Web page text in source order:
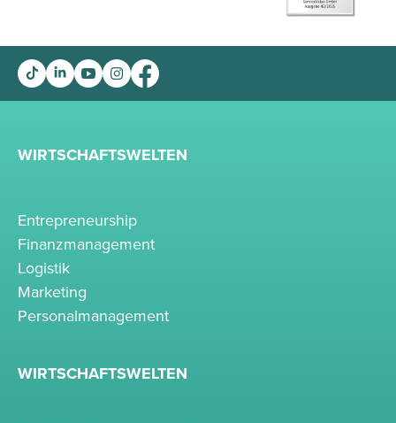
WIRTSCHAFTSWELTEN
Entrepreneurship
Finanzmanagement
Logistik
Marketing
Personalmanagement
WIRTSCHAFTSWELTEN